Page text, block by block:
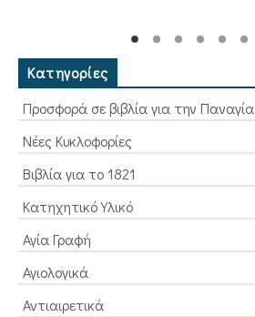
Κατηγορίες
Προσφορά σε βιβλία για την Παναγία
Νέες Κυκλοφορίες
Βιβλία για το 1821
Κατηχητικό Υλικό
Αγία Γραφή
Αγιολογικά
Αντιαιρετικά